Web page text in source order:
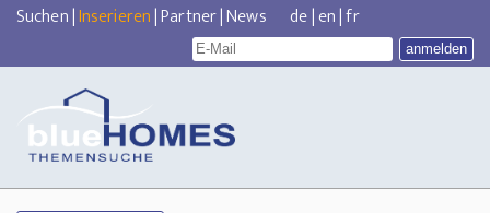
Suchen|Inserieren|Partner|News de|en|fr